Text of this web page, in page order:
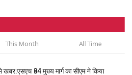
This Month All Time
खबर:एसएच 84 मुख्य मार्ग का सीएम ने किया